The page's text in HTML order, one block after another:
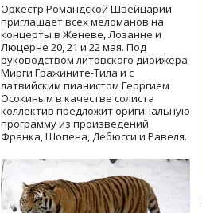
Оркестр Романдской Швейцарии
приглашает всех меломанов на
концерты в Женеве, Лозанне и
Люцерне 20, 21 и 22 мая. Под
руководством литовского дирижера
Мирги Гражините-Тила и с
латвийским пианистом Георгием
Осокиным в качестве солиста
коллектив предложит оригинальную
программу из произведений
Франка, Шопена, Дебюсси и Равеля.